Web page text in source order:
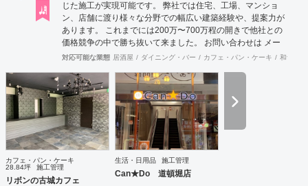
じた施工が実現可能です。 弊社では住宅、工場、マンショ
ン、店舗に渡り様々な分野での幅広い建築経験や、提案力が
あります。 これまでには200万〜700万程の開きで他社との
価格競争の中で勝ち抜いて来ました。 お問い合わせは メー
ル（tenperhide31@icloud.com）からも承ります。 その他：
対応可能な業態 居酒屋 ダイニング・バー カフェ・パン・ケーキ 和食・
カフェ・パン・ケーキ
28.84坪
施工管理
リボンの古城カフェ
生活・日用品 施工管理
Can★Do 道頓堀店